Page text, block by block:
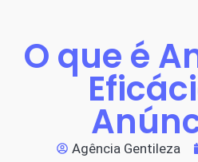
O que é
Agência Gentileza